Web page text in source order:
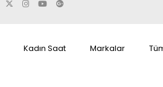
Kadın Saat Markalar